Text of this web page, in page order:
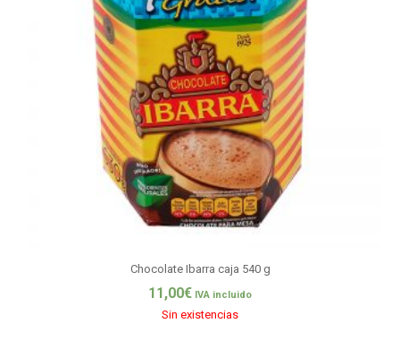
Chocolate Ibarra caja 540 g
11,00€ IVA incluido
Sin existencias